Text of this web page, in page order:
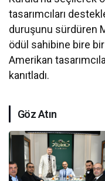
tasarımcıları
duruşunu sürdüren
ödül sahibine bire
Amerikan
kanıtladı.
Göz Atın